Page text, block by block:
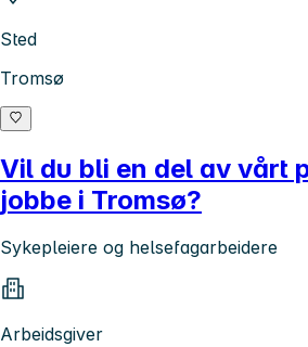
Sted
Tromsø
Vil du bli en del av vårt
jobbe i Tromsø?
Sykepleiere og helsefagarbeidere
Arbeidsgiver